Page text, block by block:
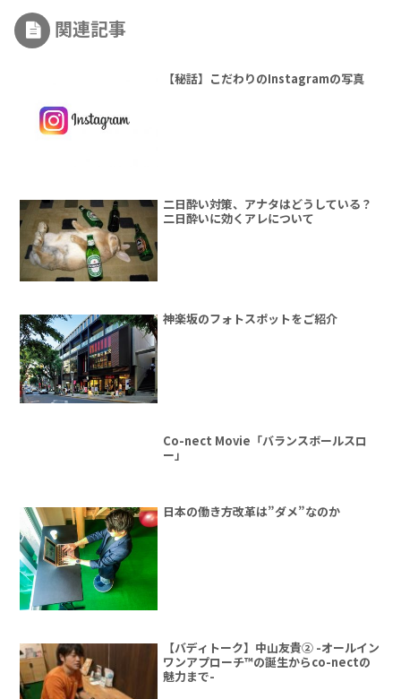
関連記事
【秘話】こだわりのInstagramの写真
二日酔い対策、アナタはどうしている？
二日酔いに効くアレについて
神楽坂のフォトスポットをご紹介
Co-nect Movie「バランスボールスロ
ー」
日本の働き方改革は”ダメ”なのか
【バディトーク】中山友貴② -オールイン
ワンアプローチ™の誕生からco-nectの
魅力まで-